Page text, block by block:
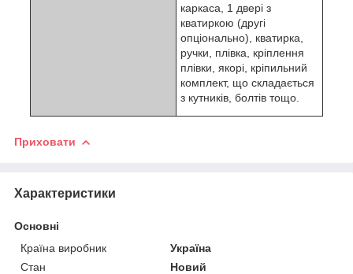
каркаса, 1 двері з
кватиркою (другі
опціонально), кватирка,
ручки, плівка, кріплення
плівки, якорі, кріпильний
комплект, що складається
з кутників, болтів тощо.
Приховати
Характеристики
Основні
Країна виробник
Україна
Стан
Новий